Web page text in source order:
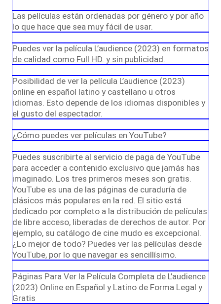
Las películas están ordenadas por género y por año
lo que hace que sea muy fácil de usar.
Puedes ver la película L’audience (2023) en formatos
de calidad como Full HD. y sin publicidad.
Posibilidad de ver la película L’audience (2023)
online en español latino y castellano u otros
idiomas. Esto depende de los idiomas disponibles y
el gusto del espectador.
¿Cómo puedes ver películas en YouTube?
Puedes suscribirte al servicio de paga de YouTube
para acceder a contenido exclusivo que jamás has
imaginado. Los tres primeros meses son gratis.
YouTube es una de las páginas de curaduría de
clásicos más populares en la red. El sitio está
dedicado por completo a la distribución de películas
de libre acceso, liberadas de derechos de autor. Por
ejemplo, su catálogo de cine mudo es excepcional.
¿Lo mejor de todo? Puedes ver las películas desde
YouTube, por lo que navegar es sencillísimo.
Páginas Para Ver la Película Completa de L’audience
(2023) Online en Español y Latino de Forma Legal y
Gratis